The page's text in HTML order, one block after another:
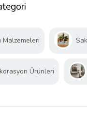
Malzemeleri
Ürünleri